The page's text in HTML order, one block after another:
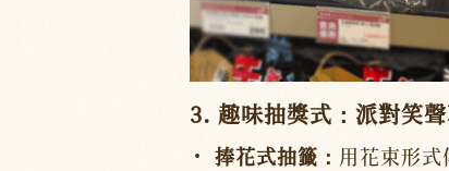
3. 趣味抽獎式：派對笑聲
捧花式抽籤： 用花束形